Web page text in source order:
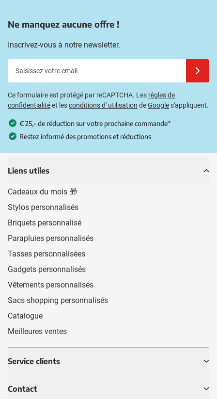
Ne manquez aucune offre !
Inscrivez-vous à notre newsletter.
Ce formulaire est protégé par reCAPTCHA. Les règles de
confidentialitéet lesconditions d' utilisation deGoogles'appliquent.
€ 25,- de réduction sur votre prochaine commande*
Restez informé des promotions et réductions
Liens utiles
Cadeaux du mois 🎁
Stylos personnalisés
Briquets personnalisé
Parapluies personnalisés
Tasses personnalisées
Gadgets personnalisés
Vêtements personnalisés
Sacs shopping personnalisés
Catalogue
Meilleures ventes
Service clients
Contact